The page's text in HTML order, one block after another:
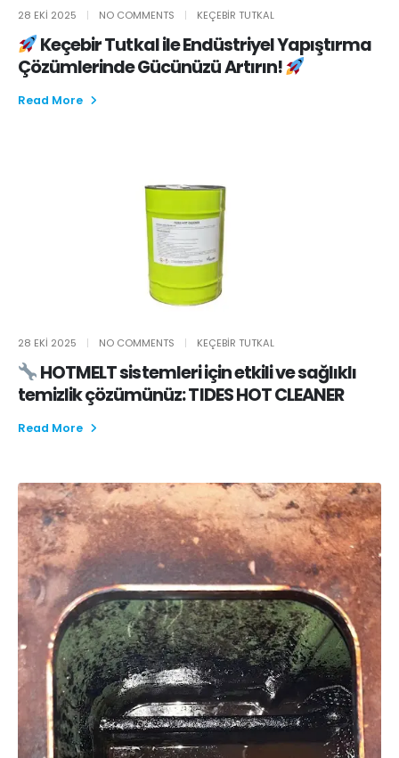
28 EKI 2025 NO COMMENTS KEÇEBIR TUTKAL
Keçebir Tutkal ile Endüstriyel Yapıştırma
Çözümlerinde Gücünüzü Artırın!
Read More
28 EKI 2025 NO COMMENTS KEÇEBIR TUTKAL
HOTMELT sistemleri için etkili ve sağlıklı
temizlik çözümünüz: TIDES HOT CLEANER
Read More